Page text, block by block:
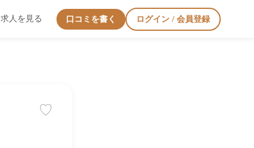
求人を見る 口コミを書く ログイン / 会員登録
♡